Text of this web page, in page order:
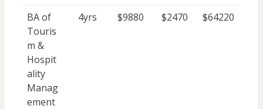
BA of
Touris
m &
Hospit
ality
Manag
ement
4yrs $9880 $2470 $64220